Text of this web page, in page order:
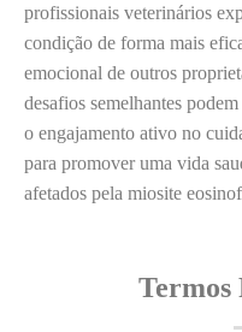
profissionais veterinários
condição de forma mais
emocional de outros
desafios semelhantes
o engajamento ativo no
para promover uma vida
afetados pela miosite
Termos